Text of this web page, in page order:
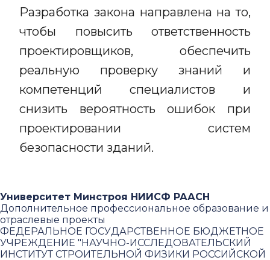
Разработка закона направлена на то,
чтобы повысить ответственность
проектировщиков, обеспечить
реальную проверку знаний и
компетенций специалистов и
снизить вероятность ошибок при
проектировании систем
безопасности зданий.
Университет Минстроя НИИСФ РААСН
Дополнительное профессиональное образование и
отраслевые проекты
ФЕДЕРАЛЬНОЕ ГОСУДАРСТВЕННОЕ БЮДЖЕТНОЕ
УЧРЕЖДЕНИЕ "НАУЧНО-ИССЛЕДОВАТЕЛЬСКИЙ
ИНСТИТУТ СТРОИТЕЛЬНОЙ ФИЗИКИ РОССИЙСКОЙ